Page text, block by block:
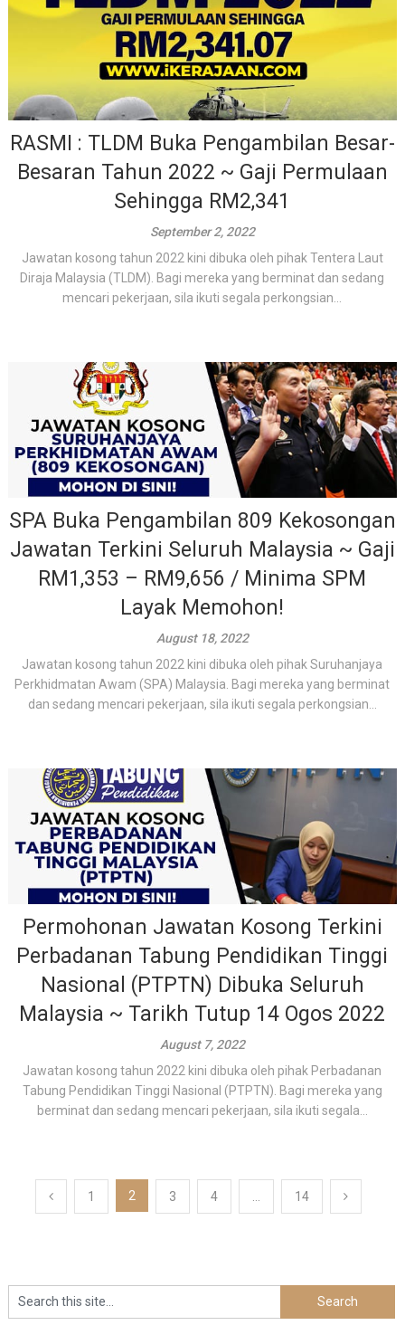
RASMI : TLDM Buka Pengambilan Besar-
Besaran Tahun 2022 ~ Gaji Permulaan
Sehingga RM2,341
September 2, 2022
Jawatan kosong tahun 2022 kini dibuka oleh pihak Tentera Laut
Diraja Malaysia (TLDM). Bagi mereka yang berminat dan sedang
mencari pekerjaan, sila ikuti segala perkongsian...
SPA Buka Pengambilan 809 Kekosongan
Jawatan Terkini Seluruh Malaysia ~ Gaji
RM1,353 – RM9,656 / Minima SPM
Layak Memohon!
August 18, 2022
Jawatan kosong tahun 2022 kini dibuka oleh pihak Suruhanjaya
Perkhidmatan Awam (SPA) Malaysia. Bagi mereka yang berminat
dan sedang mencari pekerjaan, sila ikuti segala perkongsian...
Permohonan Jawatan Kosong Terkini
Perbadanan Tabung Pendidikan Tinggi
Nasional (PTPTN) Dibuka Seluruh
Malaysia ~ Tarikh Tutup 14 Ogos 2022
August 7, 2022
Jawatan kosong tahun 2022 kini dibuka oleh pihak Perbadanan
Tabung Pendidikan Tinggi Nasional (PTPTN). Bagi mereka yang
berminat dan sedang mencari pekerjaan, sila ikuti segala...
Posts
1 2 3 4 14